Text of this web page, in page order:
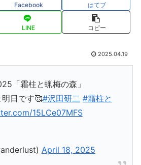
Facebook はてブ
LINE コピー
2025.04.19
「霜柱と蝋梅の森」
日です🥰#沢田研二 #霜柱と
15LCe07MFS
April 18, 2025